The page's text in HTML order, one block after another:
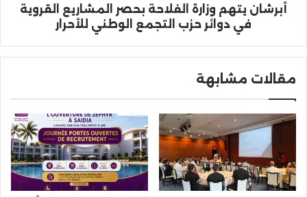
حزبأبرشان يتهم وزارة الفلاحة بحصر المشاريع القروية
في دوائر حزب التجمع الوطني للأحرار
مقالات مشابهة